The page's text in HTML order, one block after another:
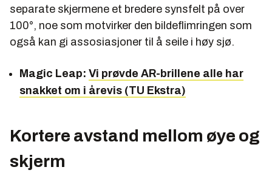
separate skjermene et bredere synsfelt på over
100°, noe som motvirker den bildeflimringen som
også kan gi assosiasjoner til å seile i høy sjø.
Magic Leap: Vi prøvde AR-brillene alle har
snakket om i årevis (TU Ekstra)
Kortere avstand mellom øye og
skjerm